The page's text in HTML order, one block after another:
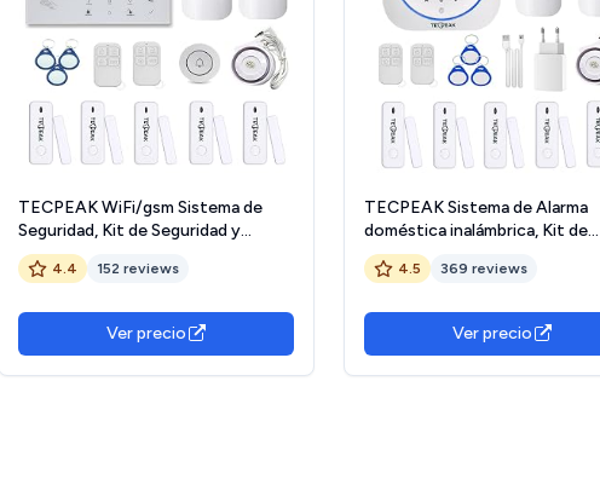
TECPEAK WiFi/gsm Sistema de
Seguridad, Kit de Seguridad y
Alarma Hogar con 120dB Sirena
para Proteger su hogar y Oficina
4.4 152 reviews
Ver precio
TECPEAK Sistema de Alarma
doméstica inalámbrica, Kit de
Alarma WiFi/gsm con Seguridad
Sirena Proporciona un Modo
hogar y Oficina
4.5 369 reviews
Ver precio